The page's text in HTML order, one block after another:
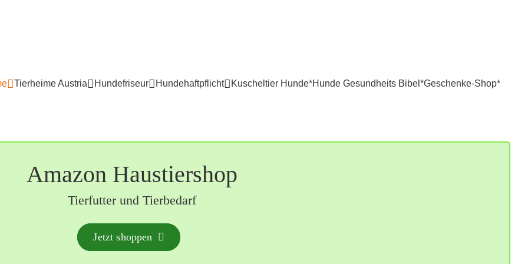
Tierheime Austria Hundefriseur Hundehaftpflicht Kuscheltier Hunde*Hunde Gesundheits Bibel*Geschenke-Shop*
Amazon Haustiershop
Tierfutter und Tierbedarf
Jetzt shoppen